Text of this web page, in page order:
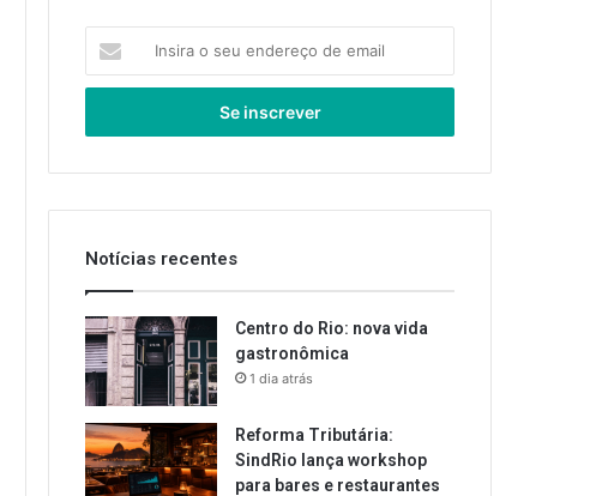
seu
de
Notícias recentes
Centro do Rio: nova vida
gastronômica
1 dia atrás
Reforma Tributária:
SindRio lança workshop
para bares e restaurantes